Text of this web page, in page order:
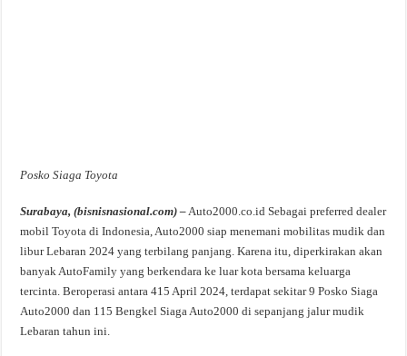
Posko Siaga Toyota
Surabaya, (bisnisnasional.com) –Auto2000.co.id Sebagai preferred dealer
mobil Toyota di Indonesia, Auto2000 siap menemani mobilitas mudik dan
libur Lebaran 2024 yang terbilang panjang. Karena itu, diperkirakan akan
banyak AutoFamily yang berkendara ke luar kota bersama keluarga
tercinta. Beroperasi antara 415 April 2024, terdapat sekitar 9 Posko Siaga
Auto2000 dan 115 Bengkel Siaga Auto2000 di sepanjang jalur mudik
Lebaran tahun ini.